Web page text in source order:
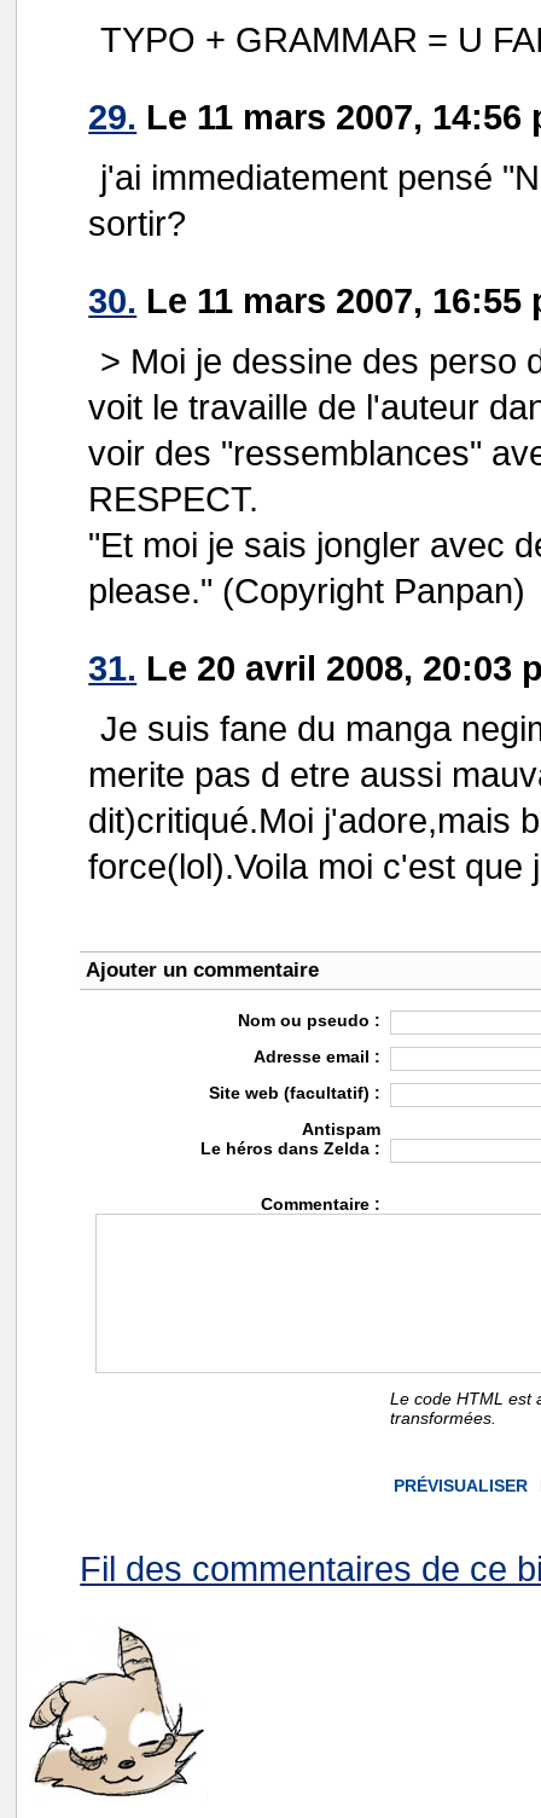
TYPO + GRAMMAR = U
29. Le 11 mars 2007,
j'ai immediatement pensé
sortir?
30. Le 11 mars 2007,
> Moi je dessine des perso
voit le travaille de l'auteur
voir des "ressemblances"
RESPECT.
"Et moi je sais jongler avec
please." (Copyright Panpan)
31. Le 20 avril 2008, 20:03
Je suis fane du manga
merite pas d etre aussi
dit)critiqué.Moi j'adore,mais
force(lol).Voila moi c'est que
Ajouter un commentaire
Nom ou pseudo :
Adresse email :
Site web (facultatif) :
Antispam
Le héros dans Zelda :
Commentaire :
Le code HTML est
transformées.
Fil des commentaires de ce